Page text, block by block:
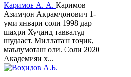
Каримов А. А. Каримов
Азимҷон Акрамҷонович 1-
уми январи соли 1998 дар
шаҳри Хуҷанд таввалуд
шудааст. Миллаташ тоҷик,
маълумоташ олӣ. Соли 2020
Академияи х...